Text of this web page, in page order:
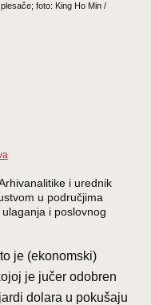
foto: King Ho Min /
i urednik
u područjima
i poslovnog
je (ekonomski)
je jučer odobren
dolara u pokušaju